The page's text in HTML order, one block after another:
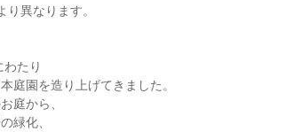
異なります。
たり
庭園を造り上げてきました。
庭から、
緑化、